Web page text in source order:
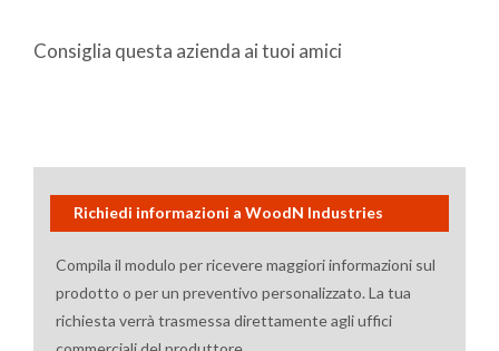
Consiglia questa azienda ai tuoi amici
Richiedi informazioni a WoodN Industries
Compila il modulo per ricevere maggiori informazioni sul
prodotto o per un preventivo personalizzato. La tua
richiesta verrà trasmessa direttamente agli uffici